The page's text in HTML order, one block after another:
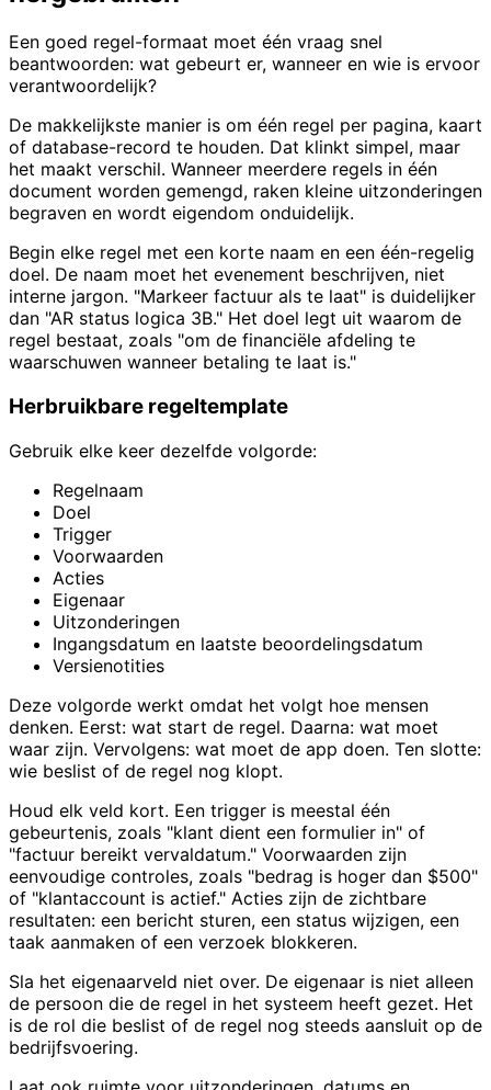
Een goed regel-formaat moet één vraag snel
beantwoorden: wat gebeurt er, wanneer en wie is ervoor
verantwoordelijk?
De makkelijkste manier is om één regel per pagina, kaart
of database-record te houden. Dat klinkt simpel, maar
het maakt verschil. Wanneer meerdere regels in één
document worden gemengd, raken kleine uitzonderingen
begraven en wordt eigendom onduidelijk.
Begin elke regel met een korte naam en een één-regelig
doel. De naam moet het evenement beschrijven, niet
interne jargon. "Markeer factuur als te laat" is duidelijker
dan "AR status logica 3B." Het doel legt uit waarom de
regel bestaat, zoals "om de financiële afdeling te
waarschuwen wanneer betaling te laat is."
Herbruikbare regeltemplate
Gebruik elke keer dezelfde volgorde:
Regelnaam
Doel
Trigger
Voorwaarden
Acties
Eigenaar
Uitzonderingen
Ingangsdatum en laatste beoordelingsdatum
Versienotities
Deze volgorde werkt omdat het volgt hoe mensen
denken. Eerst: wat start de regel. Daarna: wat moet
waar zijn. Vervolgens: wat moet de app doen. Ten slotte:
wie beslist of de regel nog klopt.
Houd elk veld kort. Een trigger is meestal één
gebeurtenis, zoals "klant dient een formulier in" of
"factuur bereikt vervaldatum." Voorwaarden zijn
eenvoudige controles, zoals "bedrag is hoger dan $500"
of "klantaccount is actief." Acties zijn de zichtbare
resultaten: een bericht sturen, een status wijzigen, een
taak aanmaken of een verzoek blokkeren.
Sla het eigenaarveld niet over. De eigenaar is niet alleen
de persoon die de regel in het systeem heeft gezet. Het
is de rol die beslist of de regel nog steeds aansluit op de
bedrijfsvoering.